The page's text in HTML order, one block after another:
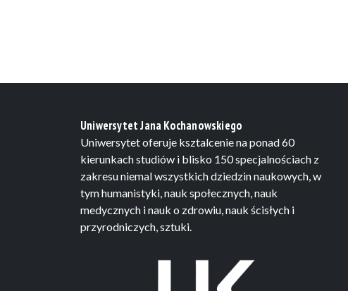
Uniwersytet Jana Kochanowskiego
Uniwersytet oferuje ksztalcenie na ponad 60
kierunkach studiów i blisko 150 specjalnościach z
zakresu niemal wszystkich dziedzin naukowych, w
tym humanistyki, nauk społecznych, nauk
medycznych i nauk o zdrowiu, nauk ścisłych i
przyrodniczych, sztuki.